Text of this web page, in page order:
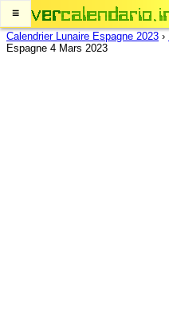
≡
Calendrier Lunaire Espagne 2023 ›
Espagne 4 Mars 2023